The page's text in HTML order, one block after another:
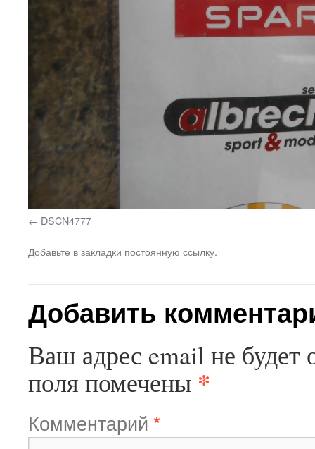
DSCN4777
Добавьте в закладки постоянную ссылку.
Добавить
Ваш адрес email не будет
поля помечены *
Комментарий *